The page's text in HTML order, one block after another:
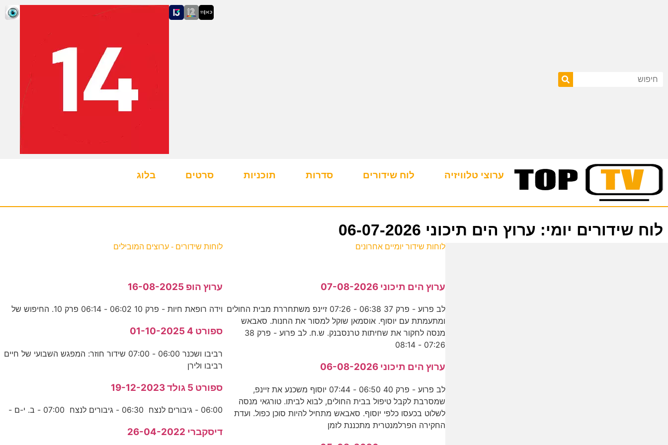
ערוצי טלוויזיה לוח שידורים סדרות תוכניות סרטים בלוג
לוח שידורים יומי: ערוץ הים תיכוני 06-07-2026
לוחות שידור יומיים אחרונים
ערוץ הים תיכוני 07-08-2026
לב פרוע - פרק 37 06:38 - 07:26 זיינפ משתחררת מבית החולים
ומתעמתת עם יוסוף. אוסמאן שוקל למסור את החנות. סאבאש
מנסה לחקור את שחיתות טרנסבנק. ש.ח. לב פרוע - פרק 38
07:26 - 08:14
ערוץ הים תיכוני 06-08-2026
לב פרוע - פרק 40 06:50 - 07:44 יוסוף משכנע את זיינפ,
שמסרבת לקבל טיפול בבית החולים, לבוא לביתו. טורגאי מנסה
לשלוט בכעסו כלפי יוסוף. סאבאש מתחיל להיות סוכן כפול. ועדת
החקירה הפרלמנטרית מתכננת לזמן
לוחות שידורים - ערוצים המובילים
ערוץ הופ 16-08-2025
וידה רופאת חיות - פרק 10 06:02 - 06:14 פרק 10. החיפוש של
ספורט 4 01-10-2025
רביבו ושכנר 06:00 - 07:00 שידור חוזר: המפגש השבועי של חיים
רביבו ולירן
ספורט 5 גולד 19-12-2023
06:00 - גיבורים לנצח 06:30 - גיבורים לנצח 07:00 - ב. י-ם -
דיסקברי 26-04-2022